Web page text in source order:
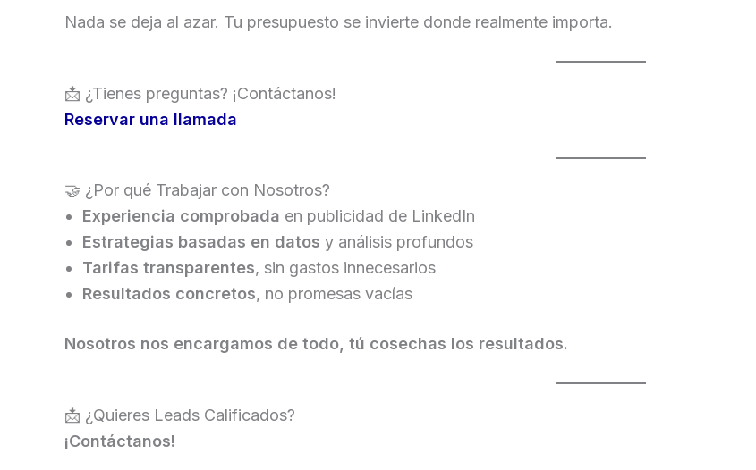
Nada se deja al azar. Tu presupuesto se invierte donde realmente importa.
📩 ¿Tienes preguntas? ¡Contáctanos!
Reservar una llamada
🤝 ¿Por qué Trabajar con Nosotros?
Experiencia comprobada en publicidad de LinkedIn
Estrategias basadas en datos y análisis profundos
Tarifas transparentes, sin gastos innecesarios
Resultados concretos, no promesas vacías
Nosotros nos encargamos de todo, tú cosechas los resultados.
📩 ¿Quieres Leads Calificados?
¡Contáctanos!